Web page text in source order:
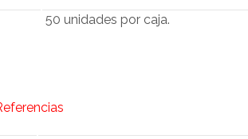
50 unidades por caja.